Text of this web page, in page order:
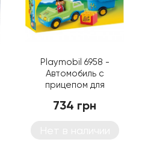
Playmobil 6958 -
Автомобиль с
прицепом для
Плеймобил 1.2.3
734 грн